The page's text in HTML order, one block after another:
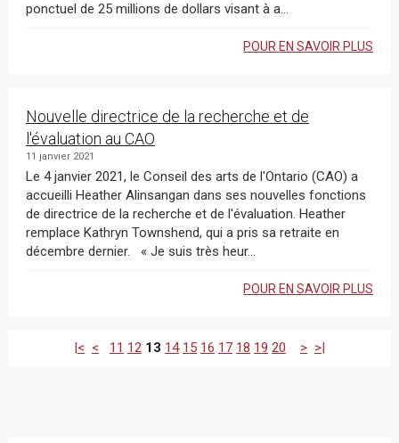
ponctuel de 25 millions de dollars visant à a...
POUR EN SAVOIR PLUS
Nouvelle directrice de la recherche et de
l'évaluation au CAO
11 janvier 2021
Le 4 janvier 2021, le Conseil des arts de l'Ontario (CAO) a
accueilli Heather Alinsangan dans ses nouvelles fonctions
de directrice de la recherche et de l'évaluation. Heather
remplace Kathryn Townshend, qui a pris sa retraite en
décembre dernier. « Je suis très heur...
POUR EN SAVOIR PLUS
|< < 11 12 13 14 15 16 17 18 19 20 > >|